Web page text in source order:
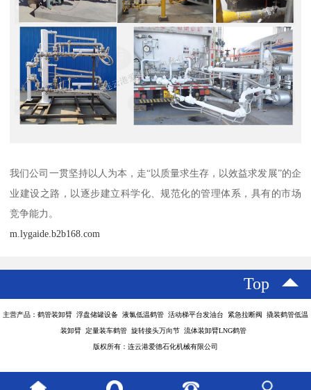
我们公司一贯坚持以人为本，走“以质量求生存，以效益求发展”的企
业建设之路，以逐步建立科学化、规范化的管理体系，具有的市场
竞争能力。
m.lygaide.b2b168.com
Top
主营产品：鹤管装卸臂 浮盘储罐设备 液氯低温鹤管 活动梯平台发油台 紧急拉断阀 撬装鹤管低温
装卸臂 定量装车鹤管 旋转接头万向节 流体装卸臂LNG鹤管
版权所有：连云港爱德石化机械有限公司